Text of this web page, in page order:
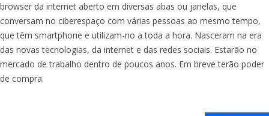
browser da internet aberto em diversas abas ou janelas, que
conversam no ciberespaço com várias pessoas ao mesmo tempo,
que têm smartphone e utilizam-no a toda a hora. Nasceram na era
das novas tecnologias, da internet e das redes sociais. Estarão no
mercado de trabalho dentro de poucos anos. Em breve terão poder
de compra.